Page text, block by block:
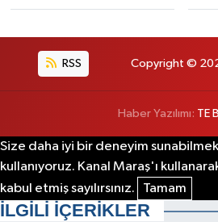
RSS Copyright ©
Haber Yazılımı: TE
Size daha iyi bir deneyim
kullanıyoruz. Kanal Maraş'ı
kabul etmiş sayılırsınız.
Tamam